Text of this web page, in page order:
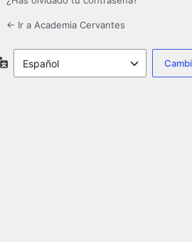
← Ir a Academia Cervantes
Idioma